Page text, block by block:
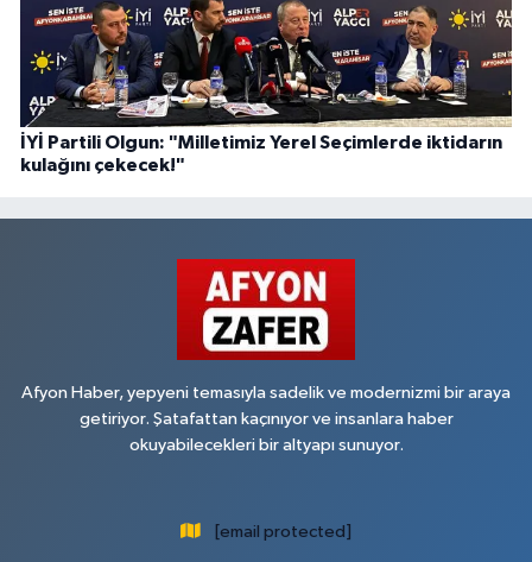
İYİ Partili Olgun: "Milletimiz Yerel Seçimlerde iktidarın
kulağını çekecek!"
Afyon Haber, yepyeni temasıyla sadelik ve modernizmi bir araya
getiriyor. Şatafattan kaçınıyor ve insanlara haber
okuyabilecekleri bir altyapı sunuyor.
[email protected]